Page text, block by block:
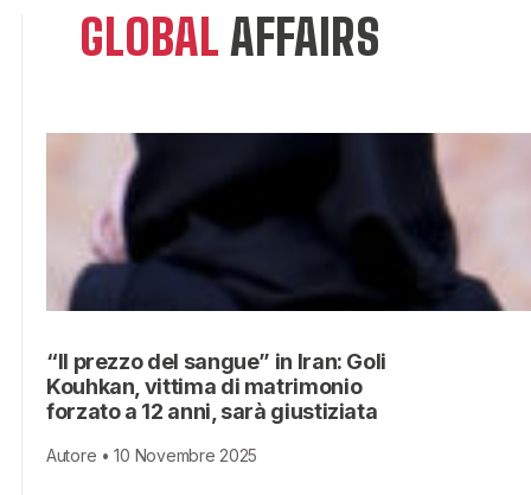
GLOBAL AFFAIRS
“Il prezzo del sangue” in Iran: Goli
Kouhkan, vittima di matrimonio
forzato a 12 anni, sarà giustiziata
Autore • 10 Novembre 2025